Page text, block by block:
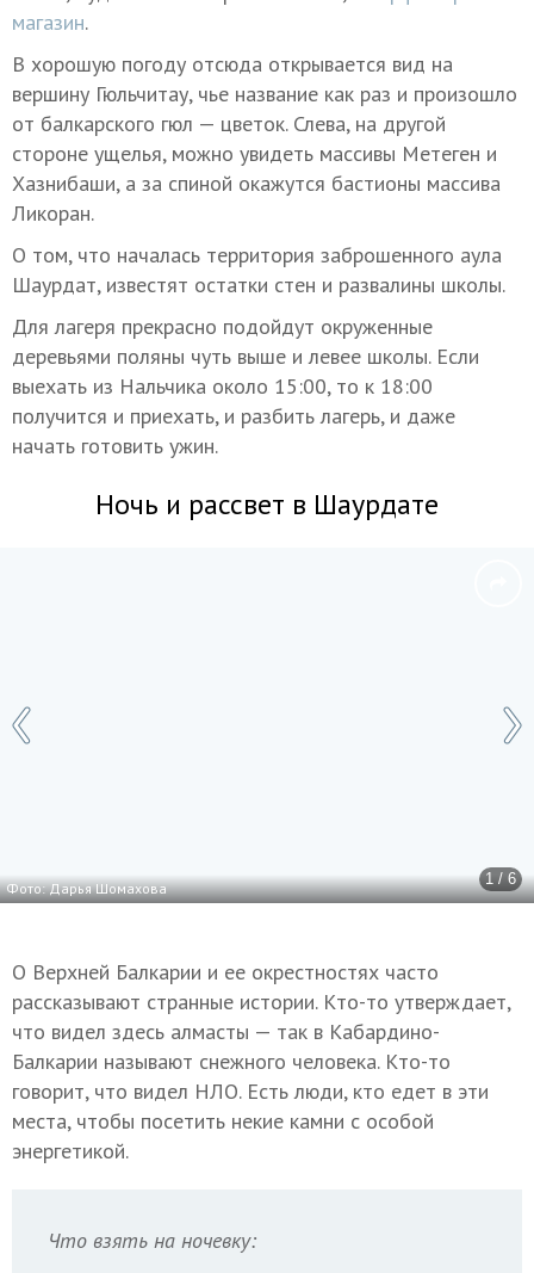
магазин.
В хорошую погоду отсюда открывается вид на
вершину Гюльчитау, чье название как раз и произошло
от балкарского гюл — цветок. Слева, на другой
стороне ущелья, можно увидеть массивы Метеген и
Хазнибаши, а за спиной окажутся бастионы массива
Ликоран.
О том, что началась территория заброшенного аула
Шаурдат, известят остатки стен и развалины школы.
Для лагеря прекрасно подойдут окруженные
деревьями поляны чуть выше и левее школы. Если
выехать из Нальчика около 15:00, то к 18:00
получится и приехать, и разбить лагерь, и даже
начать готовить ужин.
Ночь и рассвет в Шаурдате
1 / 6
Фото: Дарья Шомахова
О Верхней Балкарии и ее окрестностях часто
рассказывают странные истории. Кто-то утверждает,
что видел здесь алмасты — так в Кабардино-
Балкарии называют снежного человека. Кто-то
говорит, что видел НЛО. Есть люди, кто едет в эти
места, чтобы посетить некие камни с особой
энергетикой.
Что взять на ночевку: